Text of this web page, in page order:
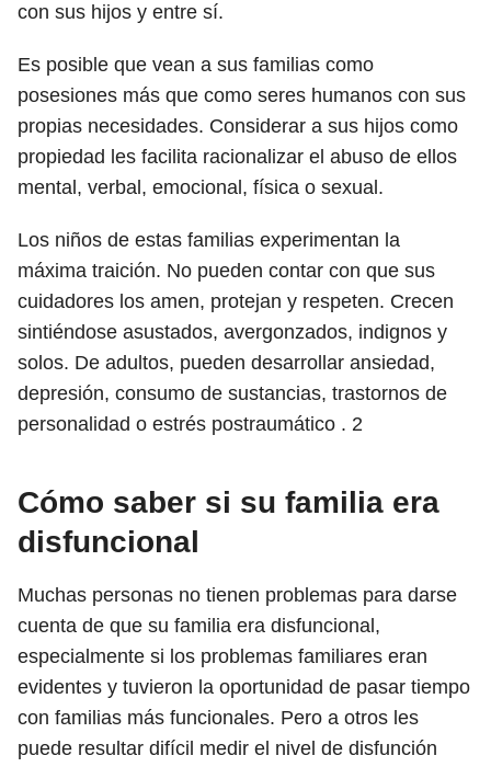
con sus hijos y entre sí.
Es posible que vean a sus familias como
posesiones más que como seres humanos con sus
propias necesidades. Considerar a sus hijos como
propiedad les facilita racionalizar el abuso de ellos
mental, verbal, emocional, física o sexual.
Los niños de estas familias experimentan la
máxima traición. No pueden contar con que sus
cuidadores los amen, protejan y respeten. Crecen
sintiéndose asustados, avergonzados, indignos y
solos. De adultos, pueden desarrollar ansiedad,
depresión, consumo de sustancias, trastornos de
personalidad o estrés postraumático . 2
Cómo saber si su familia era
disfuncional
Muchas personas no tienen problemas para darse
cuenta de que su familia era disfuncional,
especialmente si los problemas familiares eran
evidentes y tuvieron la oportunidad de pasar tiempo
con familias más funcionales. Pero a otros les
puede resultar difícil medir el nivel de disfunción